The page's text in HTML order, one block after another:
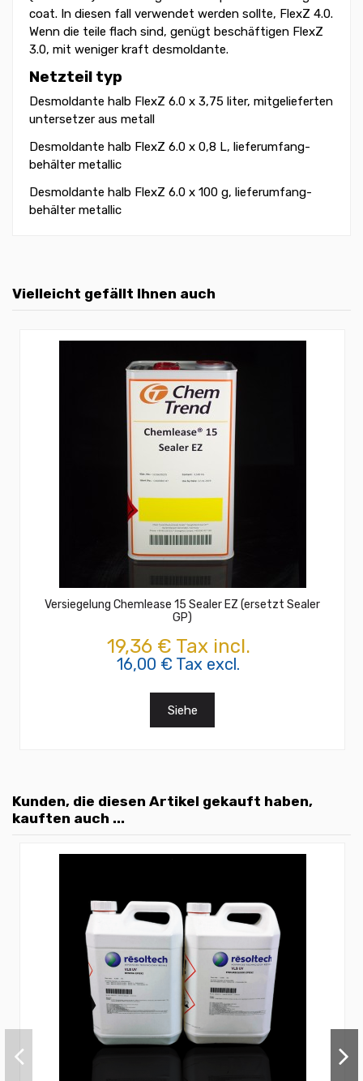
coat. In diesen fall verwendet werden sollte, FlexZ 4.0.
Wenn die teile flach sind, genügt beschäftigen FlexZ
3.0, mit weniger kraft desmoldante.
Netzteil typ
Desmoldante halb FlexZ 6.0 x 3,75 liter, mitgelieferten
untersetzer aus metall
Desmoldante halb FlexZ 6.0 x 0,8 L, lieferumfang-
behälter metallic
Desmoldante halb FlexZ 6.0 x 100 g, lieferumfang-
behälter metallic
Vielleicht gefällt Ihnen auch
Versiegelung Chemlease 15 Sealer EZ (ersetzt Sealer
GP)
19,36 € Tax incl.
16,00 € Tax excl.
Siehe
Kunden, die diesen Artikel gekauft haben,
kauften auch ...